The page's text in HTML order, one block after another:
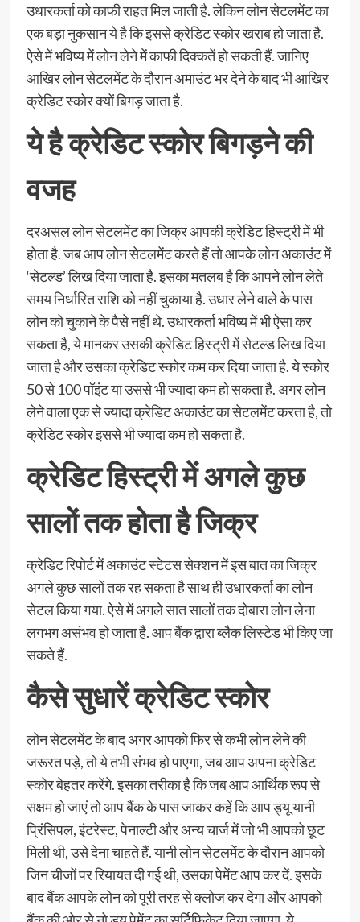
उधारकर्ता को काफी राहत मिल जाती है. लेकिन लोन सेटलमेंट का
एक बड़ा नुकसान ये है कि इससे क्रेडिट स्‍कोर खराब हो जाता है.
ऐसे में भविष्‍य में लोन लेने में काफी दिक्‍कतें हो सकती हैं. जानिए
आखिर लोन सेटलमेंट के दौरान अमाउंट भर देने के बाद भी आखिर
क्रेडिट स्‍कोर क्‍यों बिगड़ जाता है.
ये है क्रेडिट स्‍कोर बिगड़ने की
वजह
दरअसल लोन सेटलमेंट का जिक्र आपकी क्रेडिट हिस्‍ट्री में भी
होता है. जब आप लोन सेटलमेंट करते हैं तो आपके लोन अकाउंट में
‘सेटल्ड’ लिख दिया जाता है. इसका मतलब है कि आपने लोन लेते
समय निर्धारित राशि को नहीं चुकाया है. उधार लेने वाले के पास
लोन को चुकाने के पैसे नहीं थे. उधारकर्ता भविष्‍य में भी ऐसा कर
सकता है, ये मानकर उसकी क्रेडिट हिस्‍ट्री में सेटल्‍ड लिख दिया
जाता है और उसका क्रेडिट स्‍कोर कम कर दिया जाता है. ये स्‍कोर
50 से 100 पॉइंट या उससे भी ज्‍यादा कम हो सकता है. अगर लोन
लेने वाला एक से ज्‍यादा क्रेडिट अकाउंट का सेटलमेंट करता है, तो
क्रेडिट स्‍कोर इससे भी ज्‍यादा कम हो सकता है.
क्रेडिट हिस्‍ट्री में अगले कुछ
सालों तक होता है जिक्र
क्रेडिट रिपोर्ट में अकाउंट स्‍टेटस सेक्‍शन में इस बात का जिक्र
अगले कुछ सालों तक रह सकता है साथ ही उधारकर्ता का लोन
सेटल किया गया. ऐसे में अगले सात सालों तक दोबारा लोन लेना
लगभग असंभव हो जाता है. आप बैंक द्वारा ब्‍लैक लिस्‍टेड भी किए जा
सकते हैं.
कैसे सुधारें क्रेडिट स्‍कोर
लोन सेटलमेंट के बाद अगर आपको फिर से कभी लोन लेने की
जरूरत पड़े, तो ये तभी संभव हो पाएगा, जब आप अपना क्रेडिट
स्‍कोर बेहतर करेंगे. इसका तरीका है कि जब आप आर्थिक रूप से
सक्षम हो जाएं तो आप बैंक के पास जाकर कहें कि आप ड्यू यानी
प्रिंसिपल, इंटरेस्ट, पेनाल्टी और अन्य चार्ज में जो भी आपको छूट
मिली थी, उसे देना चाहते हैं. यानी लोन सेटलमेंट के दौरान आपको
जिन चीजों पर रियायत दी गई थी, उसका पेमेंट आप कर दें. इसके
बाद बैंक आपके लोन को पूरी तरह से क्‍लोज कर देगा और आपको